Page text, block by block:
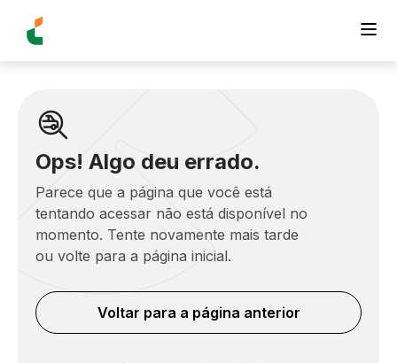
Ops! Algo deu errado.
Parece que a página que você está
tentando acessar não está disponível no
momento. Tente novamente mais tarde
ou volte para a página inicial.
Voltar para a página anterior